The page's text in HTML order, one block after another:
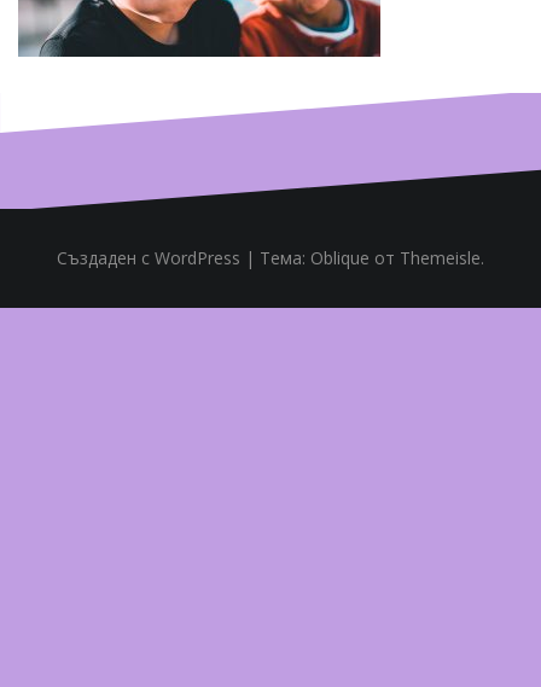
Създаден с WordPress | Тема: Oblique от Themeisle.